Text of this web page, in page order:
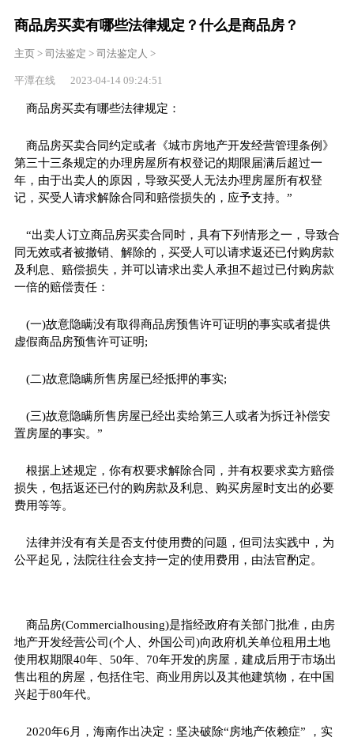
商品房买卖有哪些法律规定？什么是商品房？
主页> 司法鉴定 > 司法鉴定人 >
平潭在线 2023-04-14 09:24:51
商品房买卖有哪些法律规定：
商品房买卖合同约定或者《城市房地产开发经营管理条例》
第三十三条规定的办理房屋所有权登记的期限届满后超过一
年，由于出卖人的原因，导致买受人无法办理房屋所有权登
记，买受人请求解除合同和赔偿损失的，应予支持。”
“出卖人订立商品房买卖合同时，具有下列情形之一，导致合
同无效或者被撤销、解除的，买受人可以请求返还已付购房款
及利息、赔偿损失，并可以请求出卖人承担不超过已付购房款
一倍的赔偿责任：
(一)故意隐瞒没有取得商品房预售许可证明的事实或者提供
虚假商品房预售许可证明;
(二)故意隐瞒所售房屋已经抵押的事实;
(三)故意隐瞒所售房屋已经出卖给第三人或者为拆迁补偿安
置房屋的事实。”
根据上述规定，你有权要求解除合同，并有权要求卖方赔偿
损失，包括返还已付的购房款及利息、购买房屋时支出的必要
费用等等。
法律并没有有关是否支付使用费的问题，但司法实践中，为
公平起见，法院往往会支持一定的使用费用，由法官酌定。
商品房(Commercialhousing)是指经政府有关部门批准，由房
地产开发经营公司(个人、外国公司)向政府机关单位租用土地
使用权期限40年、50年、70年开发的房屋，建成后用于市场出
售出租的房屋，包括住宅、商业用房以及其他建筑物，在中国
兴起于80年代。
2020年6月，海南作出决定：坚决破除“房地产依赖症” ，实